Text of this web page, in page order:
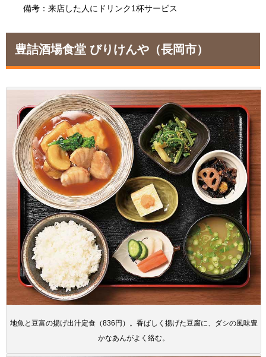
備考：来店した人にドリンク1杯サービス
豊詰酒場食堂 びりけんや （長岡市）
地魚と豆富の揚げ出汁定食（836円）。香ばしく揚げた豆腐に、ダシの風味豊
かなあんがよく絡む。